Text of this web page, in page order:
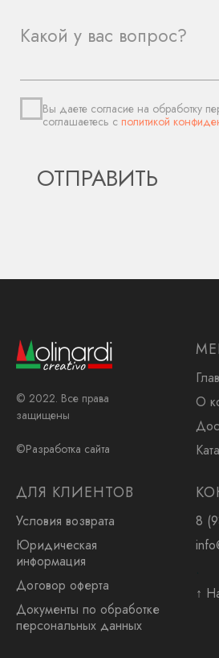
© 2022. Все права
защищены
©Разработка сайта
О
ДЛЯ КЛИЕНТОВ
Условия возврата
Юридическая
информация
Договор оферта
Документы по обработке
персональных данных
8
.
↑